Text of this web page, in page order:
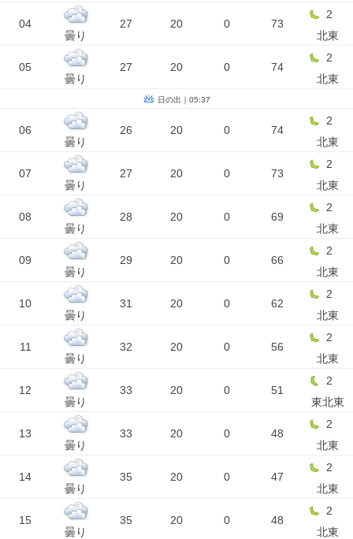
04
曇り
27 20 0 73
2
北東
05
曇り
27 20 0 74
2
北東
日の出｜05:37
06
曇り
26 20 0 74
2
北東
07
曇り
27 20 0 73
2
北東
08
曇り
28 20 0 69
2
北東
09
曇り
29 20 0 66
2
北東
10
曇り
31 20 0 62
2
北東
11
曇り
32 20 0 56
2
北東
12
曇り
33 20 0 51
2
東北東
13
曇り
33 20 0 48
2
北東
14
曇り
35 20 0 47
2
北東
15
曇り
35 20 0 48
2
北東